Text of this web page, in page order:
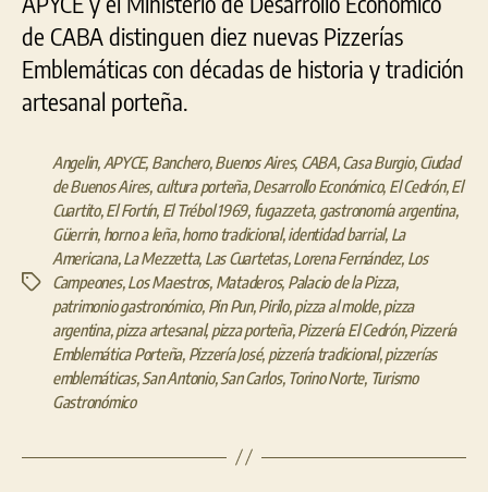
de CABA distinguen diez nuevas Pizzerías
Emblemáticas con décadas de historia y tradición
artesanal porteña.
Etiquetas
Angelin, APYCE, Banchero, Buenos Aires, CABA, Casa Burgio, Ciudad
de Buenos Aires, cultura porteña, Desarrollo Económico, El Cedrón, El
Cuartito, El Fortín, El Trébol 1969, fugazzeta, gastronomía argentina,
Güerrin, horno a leña, horno tradicional,identidad barrial, La
Americana, La Mezzetta, Las Cuartetas, Lorena Fernández, Los
Campeones, Los Maestros, Mataderos, Palacio de la Pizza,
patrimonio gastronómico, Pin Pun, Pirilo, pizza al molde, pizza
argentina, pizza artesanal,pizza porteña, Pizzería El Cedrón, Pizzería
Emblemática Porteña, Pizzería José, pizzería tradicional,pizzerías
emblemáticas, San Antonio, San Carlos, Torino Norte, Turismo
Gastronómico